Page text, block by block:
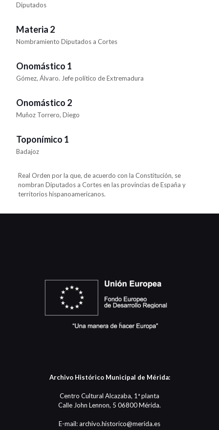
Diputados
Materia 2
Nombramiento Diputados a Cortes
Onomástico 1
Gómez, Álvaro. Jefe político de Extremadura
Onomástico 2
Muñoz Torrero, Diego
Toponímico 1
Badajoz
Real Orden por la que, de acuerdo con la Constitución, se
nombran Diputados a Cortes en las provincias de España y
territorios hispanoamericanos.
Archivo Histórico Municipal de Mérida:
Centro Cultural Alcazaba, 1ª planta
Calle John Lennon, 5 06800 Mérida.
E-mail: archivo.historico@merida.es